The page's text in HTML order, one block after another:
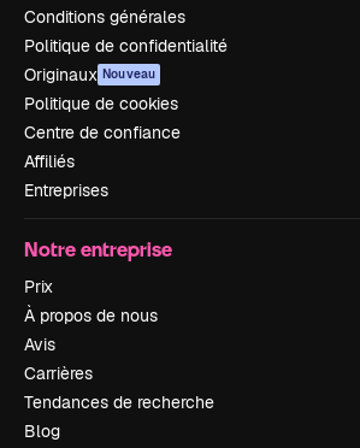
Conditions générales
Politique de confidentialité
Originaux Nouveau
Politique de cookies
Centre de confiance
Affiliés
Entreprises
Notre entreprise
Prix
À propos de nous
Avis
Carrières
Tendances de recherche
Blog